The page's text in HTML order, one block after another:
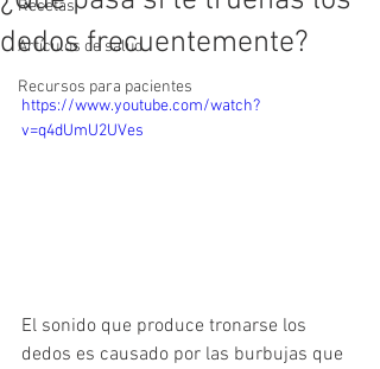
Recetas
Artículos de salud
Recursos para pacientes
dedos frecuentemente?
https://www.youtube.com/watch?
v=q4dUmU2UVes
El sonido que produce tronarse los
dedos es causado por las burbujas que